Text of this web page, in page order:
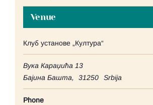
Venue
Клуб установе „Култура“
Вука Караџића 13
Бајина Башта, 31250 Srbija
Phone